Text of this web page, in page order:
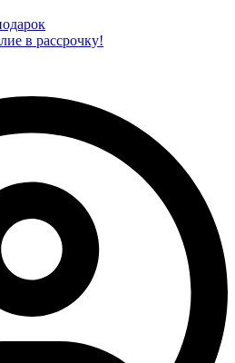
в рассрочку!